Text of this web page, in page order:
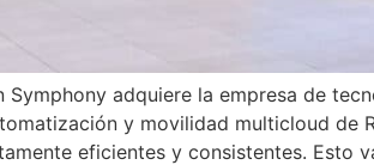
Symphony adquiere la empresa de
y movilidad multicloud de
eficientes y consistentes. Esto